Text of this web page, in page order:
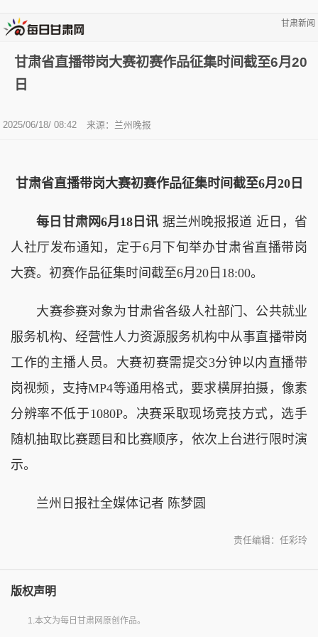
甘肃新闻
甘肃省直播带岗大赛初赛作品征集时间截至6月20
日
2025/06/18/ 08:42 来源：兰州晚报
甘肃省直播带岗大赛初赛作品征集时间截至6月20日
每日甘肃网6月18日讯 据兰州晚报报道 近日，省
人社厅发布通知，定于6月下旬举办甘肃省直播带岗
大赛。初赛作品征集时间截至6月20日18:00。
大赛参赛对象为甘肃省各级人社部门、公共就业
服务机构、经营性人力资源服务机构中从事直播带岗
工作的主播人员。大赛初赛需提交3分钟以内直播带
岗视频，支持MP4等通用格式，要求横屏拍摄，像素
分辨率不低于1080P。决赛采取现场竞技方式，选手
随机抽取比赛题目和比赛顺序，依次上台进行限时演
示。
兰州日报社全媒体记者 陈梦圆
责任编辑：任彩玲
版权声明
1.本文为每日甘肃网原创作品。